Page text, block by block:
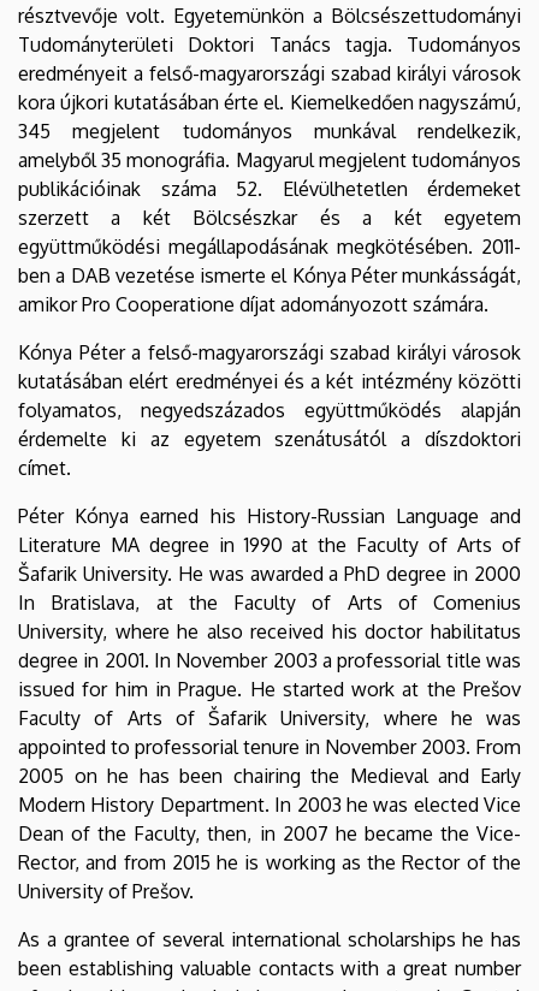
résztvevője volt. Egyetemünkön a Bölcsészettudományi
Tudományterületi Doktori Tanács tagja. Tudományos
eredményeit a felső-magyarországi szabad királyi városok
kora újkori kutatásában érte el. Kiemelkedően nagyszámú,
345 megjelent tudományos munkával rendelkezik,
amelyből 35 monográfia. Magyarul megjelent tudományos
publikációinak száma 52. Elévülhetetlen érdemeket
szerzett a két Bölcsészkar és a két egyetem
együttműködési megállapodásának megkötésében. 2011-
ben a DAB vezetése ismerte el Kónya Péter munkásságát,
amikor Pro Cooperatione díjat adományozott számára.
Kónya Péter a felső-magyarországi szabad királyi városok
kutatásában elért eredményei és a két intézmény közötti
folyamatos, negyedszázados együttműködés alapján
érdemelte ki az egyetem szenátusától a díszdoktori
címet.
Péter Kónya earned his History-Russian Language and
Literature MA degree in 1990 at the Faculty of Arts of
Šafarik University. He was awarded a PhD degree in 2000
In Bratislava, at the Faculty of Arts of Comenius
University, where he also received his doctor habilitatus
degree in 2001. In November 2003 a professorial title was
issued for him in Prague. He started work at the Prešov
Faculty of Arts of Šafarik University, where he was
appointed to professorial tenure in November 2003. From
2005 on he has been chairing the Medieval and Early
Modern History Department. In 2003 he was elected Vice
Dean of the Faculty, then, in 2007 he became the Vice-
Rector, and from 2015 he is working as the Rector of the
University of Prešov.
As a grantee of several international scholarships he has
been establishing valuable contacts with a great number